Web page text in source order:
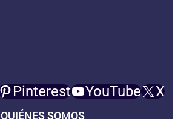
Pinterest YouTube X
QUIÉNES SOMOS